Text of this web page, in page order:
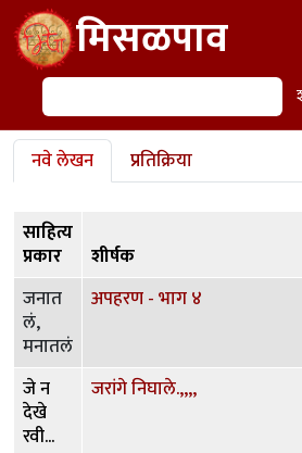
Skip to main contentमिसळपाव
शोध
Primary tabs
नवे लेखन प्रतिक्रिया
साहित्य
प्रकार शीर्षक
जनात
लं,
मनातलं
अपहरण - भाग ४
जे न
देखे
रवी...
जरांगे निघाले.,,,,